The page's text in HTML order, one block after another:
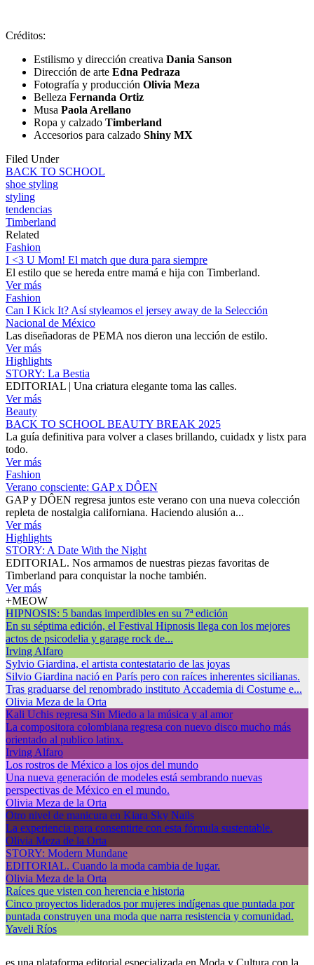
Créditos:
Estilismo y dirección creativa Dania Sanson
Dirección de arte Edna Pedraza
Fotografía y producción Olivia Meza
Belleza Fernanda Ortiz
Musa Paola Arellano
Ropa y calzado Timberland
Accesorios para calzado Shiny MX
Filed Under
BACK TO SCHOOL
shoe styling
styling
tendencias
Timberland
Related
Fashion
I <3 U Mom! El match que dura para siempre
El estilo que se hereda entre mamá e hija con Timberland.
Ver más
Fashion
Can I Kick It? Así styleamos el jersey away de la Selección
Nacional de México
Las diseñadoras de PEMA nos dieron una lección de estilo.
Ver más
Highlights
STORY: La Bestia
EDITORIAL | Una criatura elegante toma las calles.
Ver más
Beauty
BACK TO SCHOOL BEAUTY BREAK 2025
La guía definitiva para volver a clases brillando, cuidadx y listx para
todo.
Ver más
Fashion
Verano consciente: GAP x DÔEN
GAP y DÔEN regresa juntos este verano con una nueva colección
repleta de nostalgia californiana. Haciendo alusión a...
Ver más
Highlights
STORY: A Date With the Night
EDITORIAL. Nos armamos de nuestras piezas favoritas de
Timberland para conquistar la noche también.
Ver más
+MEOW
HIPNOSIS: 5 bandas imperdibles en su 7ª edición
En su séptima edición, el Festival Hipnosis llega con los mejores
actos de psicodelia y garage rock de...
Irving Alfaro
Sylvio Giardina, el artista contestatario de las joyas
Silvio Giardina nació en París pero con raíces inherentes sicilianas.
Tras graduarse del renombrado instituto Accademia di Costume e...
Olivia Meza de la Orta
Kali Uchis regresa Sin Miedo a la música y al amor
La compositora colombiana regresa con nuevo disco mucho más
orientado al publico latinx.
Irving Alfaro
Los rostros de México a los ojos del mundo
Una nueva generación de modeles está sembrando nuevas
perspectivas de México en el mundo.
Olivia Meza de la Orta
Otro nivel de manicura en Kiara Sky Nails
La experiencia para consentirte con esta fórmula sustentable.
Olivia Meza de la Orta
STORY: Modern Mundane
EDITORIAL. Cuando la moda cambia de lugar.
Olivia Meza de la Orta
Raíces que visten con herencia e historia
Cinco proyectos liderados por mujeres indígenas que puntada por
puntada construyen una moda que narra resistencia y comunidad.
Yaveli Ríos